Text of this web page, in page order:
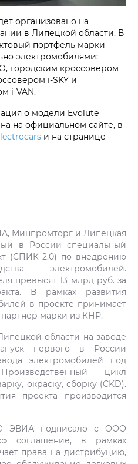
организовано на
в Липецкой области. В
портфель марки
электромобилями:
городским кроссовером
i‑SKY и
i‑VAN.
о модели Evolute
на официальном сайте, в
и на странице
Минпромторг и Липецкая
в России специальный
(СПИК 2.0) по внедрению
электромобилей.
превысят 13 млрд руб. за
В рамках развития
в проекте принимает
партнер марки из КНР.
области на заводе
первого в России
электромобилей под
цикл
окраску, сборку (CKD).
проекта производится
ЭВИА подписало с ООО
соглашение, в рамках
права на дистрибуцию,